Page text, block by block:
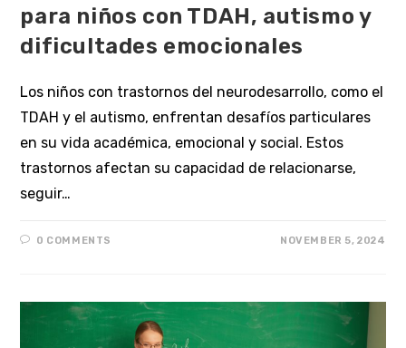
para niños con TDAH, autismo y
dificultades emocionales
Los niños con trastornos del neurodesarrollo, como el
TDAH y el autismo, enfrentan desafíos particulares
en su vida académica, emocional y social. Estos
trastornos afectan su capacidad de relacionarse,
seguir…
0 COMMENTS NOVEMBER 5, 2024